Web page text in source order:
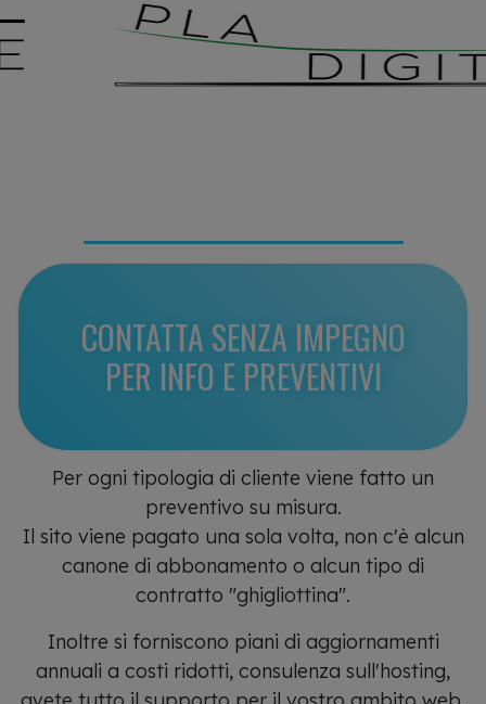
CONTATTA SENZA IMPEGNO
PER INFO E PREVENTIVI
Per ogni tipologia di cliente viene fatto un
preventivo su misura.
Il sito viene pagato una sola volta, non c'è alcun
canone di abbonamento o alcun tipo di
contratto "ghigliottina".
Inoltre si forniscono piani di aggiornamenti
annuali a costi ridotti, consulenza sull'hosting,